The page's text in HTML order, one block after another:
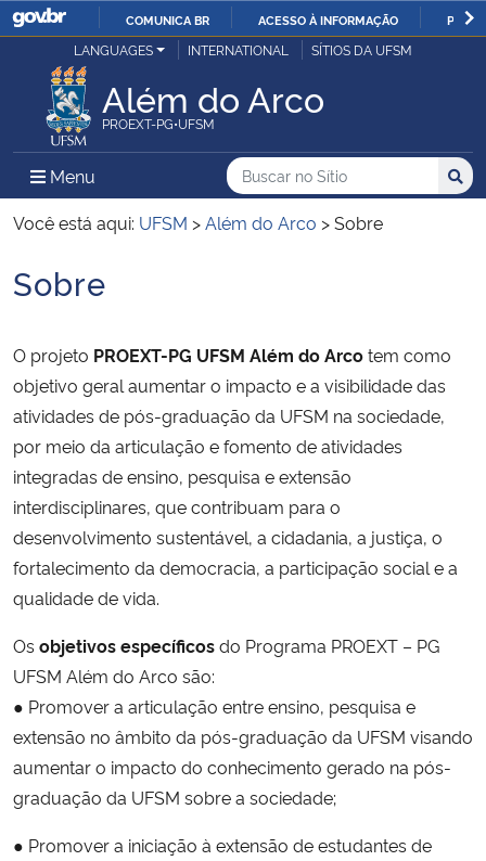
IR
O
COMUNICA BR ACESSO À INFORMAÇÃO
Ministério da Justiça e Segurança Pública
Ministério da Defesa
Ministério das Relações Exteriores
Ministério da Economia
Ministério da Agricultura, Pecuária e Abastecimento
Ministério da Educação
Ministério da Cidadania
Ministério da Saúde
Ministério da Ciência, Tecnologia, Inovações e Comunicações
Ministério do Meio Ambiente
Ministério do Turismo
Ministério do Desenvolvimento Regional
LANGUAGES INTERNATIONAL SÍTIOS DA UFSM
Além do Arco
PROEXT-PG•UFSM
Menu Menu Principal do Sítio
Busca
Buscar no no Sítio
Busca:
Você está aqui: UFSM >Além do Arco >Sobre
Início do conteúdo
Sobre
O projeto PROEXT-PG UFSM Além do Arcotem como
objetivo geral aumentar o impacto e a visibilidade das
atividades de pós-graduação da UFSM na sociedade,
por meio da articulação e fomento de atividades
integradas de ensino, pesquisa e extensão
interdisciplinares, que contribuam para o
desenvolvimento sustentável, a cidadania, a justiça, o
fortalecimento da democracia, a participação social e a
qualidade de vida.
Os objetivos específicosdo Programa PROEXT – PG
UFSM Além do Arco são:
● Promover a articulação entre ensino, pesquisa e
extensão no âmbito da pós-graduação da UFSM visando
aumentar o impacto do conhecimento gerado na pós-
graduação da UFSM sobre a sociedade;
● Promover a iniciação à extensão de estudantes de